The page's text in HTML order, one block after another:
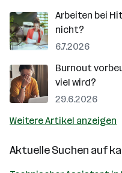
Arbeiten bei
nicht?
6.7.2026
Burnout
viel wird?
29.6.2026
Weitere Artikel anzeigen
Aktuelle Suchen auf